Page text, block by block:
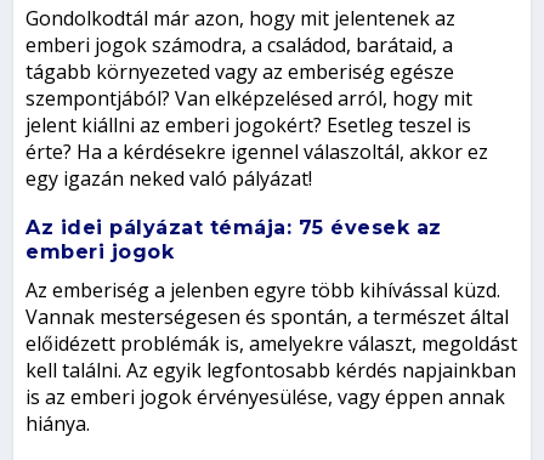
Gondolkodtál már azon, hogy mit jelentenek az
emberi jogok számodra, a családod, barátaid, a
tágabb környezeted vagy az emberiség egésze
szempontjából? Van elképzelésed arról, hogy mit
jelent kiállni az emberi jogokért? Esetleg teszel is
érte? Ha a kérdésekre igennel válaszoltál, akkor ez
egy igazán neked való pályázat!
Az idei pályázat témája: 75 évesek az
emberi jogok
Az emberiség a jelenben egyre több kihívással küzd.
Vannak mesterségesen és spontán, a természet által
előidézett problémák is, amelyekre választ, megoldást
kell találni. Az egyik legfontosabb kérdés napjainkban
is az emberi jogok érvényesülése, vagy éppen annak
hiánya.